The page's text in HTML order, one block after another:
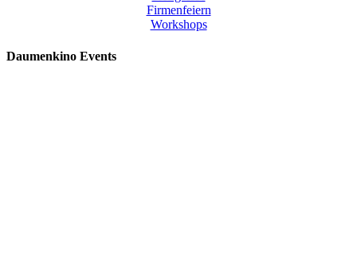
Firmenfeiern
Workshops
Daumenkino Events